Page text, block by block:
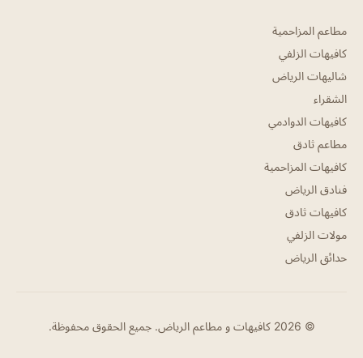
مطاعم المزاحمية
كافيهات الزلفي
شاليهات الرياض
الشقراء
كافيهات الدوادمي
مطاعم ثادق
كافيهات المزاحمية
فنادق الرياض
كافيهات ثادق
مولات الزلفي
حدائق الرياض
© 2026 كافيهات و مطاعم الرياض. جميع الحقوق محفوظة.